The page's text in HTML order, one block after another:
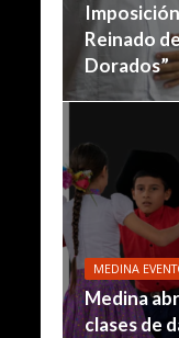
Reinado
Dorados”
MEDINA
Medina
clases de